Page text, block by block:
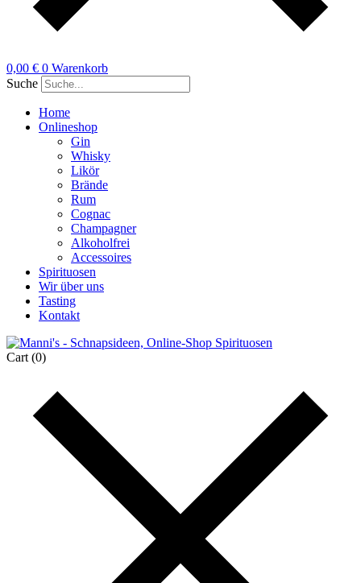
0,00 € 0 Warenkorb
Suche
Home
Onlineshop
Gin
Whisky
Likör
Brände
Rum
Cognac
Champagner
Alkoholfrei
Accessoires
Spirituosen
Wir über uns
Tasting
Kontakt
Cart (0)